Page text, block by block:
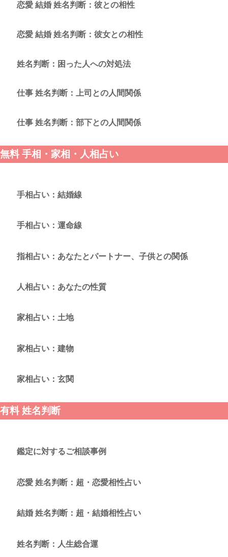
恋愛 結婚 姓名判断：彼との相性
恋愛 結婚 姓名判断：彼女との相性
姓名判断：困った人への対処法
仕事 姓名判断：上司との人間関係
仕事 姓名判断：部下との人間関係
無料 手相・家相・人相占い
手相占い：結婚線
手相占い：運命線
指相占い：あなたとパートナー、子供との関係
人相占い：あなたの性質
家相占い：土地
家相占い：建物
家相占い：玄関
有料 姓名判断
鑑定に対するご相談事例
恋愛 姓名判断：超・恋愛相性占い
結婚 姓名判断：超・結婚相性占い
姓名判断：人生総合運